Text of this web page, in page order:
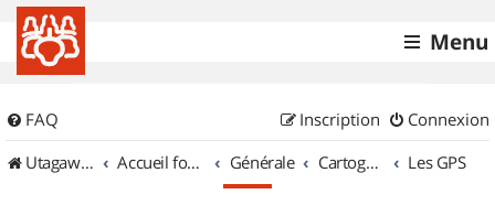
Menu
FAQ Connexion
Inscription
UtagawaVTT (Randos VTT et VTTAE avec traces GPS)
Accueil forum Générale Cartographie et GPS Les GPS